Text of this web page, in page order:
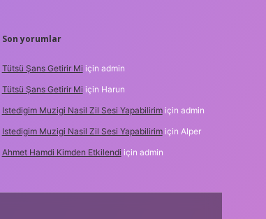
Son yorumlar
Tütsü Şans Getirir Mi için admin
Tütsü Şans Getirir Mi için Harun
Istedigim Muzigi Nasil Zil Sesi Yapabilirimiçin admin
Istedigim Muzigi Nasil Zil Sesi Yapabilirimiçin Alper
Ahmet Hamdi Kimden Etkilendi için admin